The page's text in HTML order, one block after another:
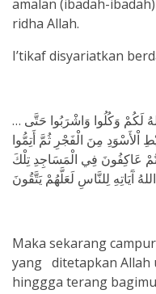
amalan (ibadah-
ridha Allah.
I’tikaf disyariatkan
… فَاْلآَنَ بَاشِرُوهُنَّ وَابْتَغُوا مَا كَتَبَ اللهُ لَكُمْ وَكُلُوا وَاشْرَبُوا حَتَّى
اْلأَسْوَدِ مِنَ الْفَجْرِ ثُمَّ أَتِمُّوا
عَاكِفُونَ فِي الْمَسَاجِدِ تِلْكَ
Maka sekarang
yang ditetapkan Allah
hinggga terang